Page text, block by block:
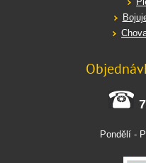
Pondělí -